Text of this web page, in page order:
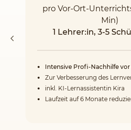
pro Vor-Ort-
Min)
1 Lehrer:in, 3-5
Intensive Profi-Nachhilfe
Zur Verbesserung des
inkl. KI-Lernassistentin Kira
Laufzeit auf 6 Monate